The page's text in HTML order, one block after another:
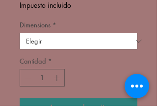
Impuesto incluido
Dimensions *
Cantidad *
Agregar al carrito